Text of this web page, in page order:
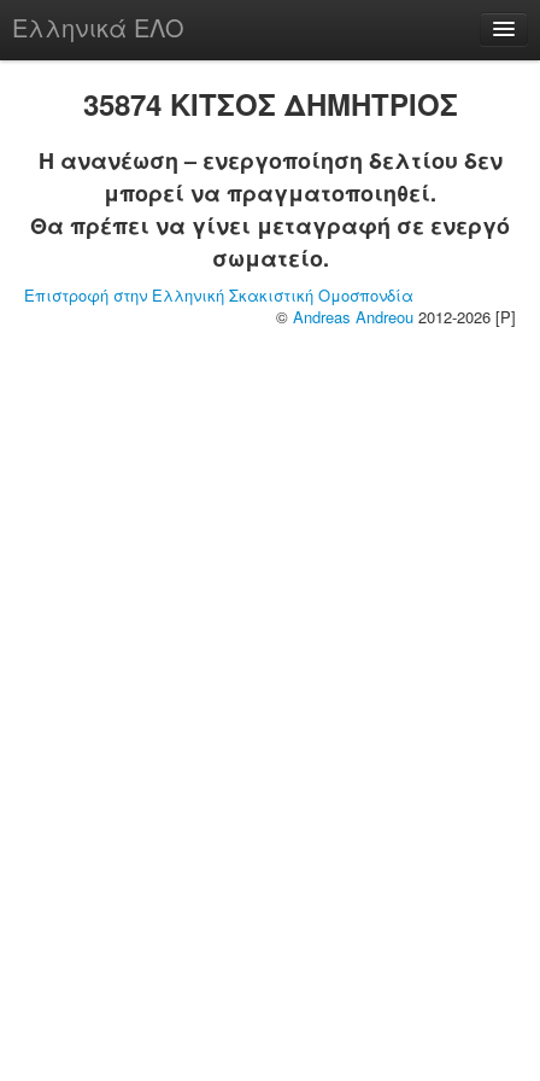
Ελληνικά ΕΛΟ
chesstu.be @ discord
Login
35874 ΚΙΤΣΟΣ ΔΗΜΗΤΡΙΟΣ
Η ανανέωση – ενεργοποίηση δελτίου δεν
μπορεί να πραγματοποιηθεί.
Θα πρέπει να γίνει μεταγραφή σε ενεργό
σωματείο.
Επιστροφή στην Ελληνική Σκακιστική Ομοσπονδία
© Andreas Andreou 2012-2026 [P]